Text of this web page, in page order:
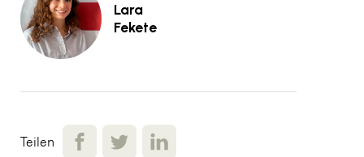
Lara
Fekete
Teilen